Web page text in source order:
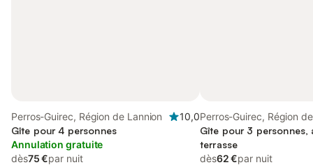
Perros-Guirec, Région de Lannion
10,0
Gîte pour 4 personnes
Annulation gratuite
dès75 €par nuit
Perros-Guirec, Région
Gîte pour 3 personnes,
terrasse
dès62 €par nuit